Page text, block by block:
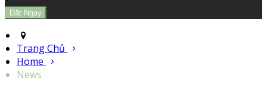
Trang Chủ
Home
News